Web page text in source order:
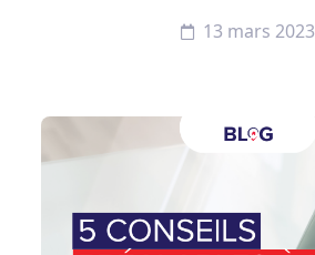
13 mars 2023